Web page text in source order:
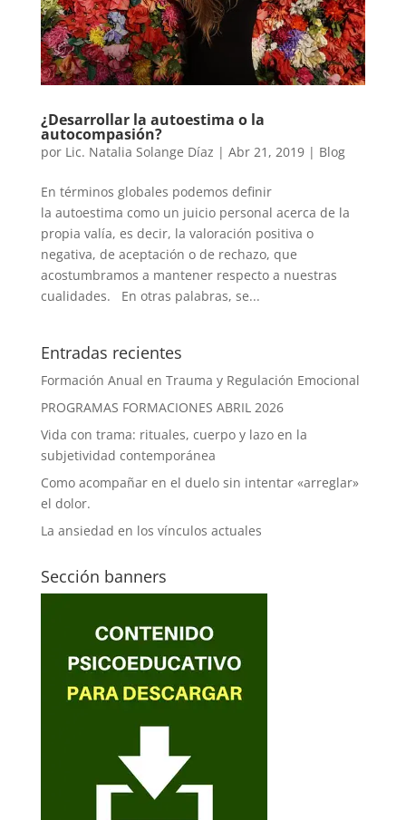
¿Desarrollar la autoestima o la
autocompasión?
por Lic. Natalia Solange Díaz | Abr 21, 2019| Blog
En términos globales podemos definir
la autoestima como un juicio personal acerca de la
propia valía, es decir, la valoración positiva o
negativa, de aceptación o de rechazo, que
acostumbramos a mantener respecto a nuestras
cualidades. En otras palabras, se...
Entradas recientes
Formación Anual en Trauma y Regulación Emocional
PROGRAMAS FORMACIONES ABRIL 2026
Vida con trama: rituales, cuerpo y lazo en la
subjetividad contemporánea
Como acompañar en el duelo sin intentar «arreglar»
el dolor.
La ansiedad en los vínculos actuales
Sección banners